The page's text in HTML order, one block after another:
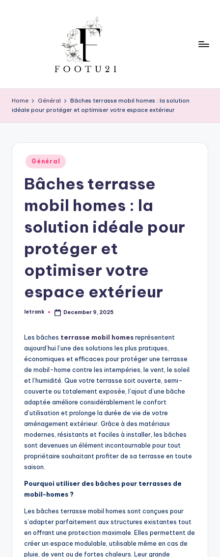
o
o
Home Général
Bâches terrasse mobil homes : la solution
idéale pour protéger et optimiser votre espace extérieur
Posted
in
Général
Bâches terrasse
mobil homes : la
solution idéale pour
protéger et
optimiser votre
espace extérieur
Posted
letrank December 9, 2025
Les bâches terrasse mobil homesreprésentent
aujourd’hui l’une des solutions les plus pratiques,
économiques et efficaces pour protéger une terrasse
de mobil-home contre les intempéries, le vent, le soleil
et l’humidité. Que votre terrasse soit ouverte, semi-
couverte ou totalement exposée, l’ajout d’une bâche
adaptée améliore considérablement le confort
d’utilisation et prolonge la durée de vie de votre
aménagement extérieur. Grâce à des matériaux
modernes, résistants et faciles à installer, les bâches
sont devenues un élément incontournable pour tout
propriétaire souhaitant profiter de sa terrasse en toute
saison.
Pourquoi utiliser des bâches pour terrasses de
mobil-homes ?
Les bâches terrasse mobil homes sont conçues pour
s’adapter parfaitement aux structures existantes tout
en offrant une protection maximale. Elles permettent de
créer un espace modulable, utilisable même en cas de
pluie, de vent ou de fortes chaleurs. Leur grande